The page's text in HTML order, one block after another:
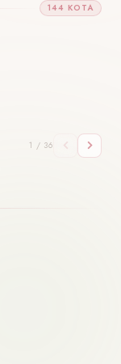
144 KOTA
1 / 36